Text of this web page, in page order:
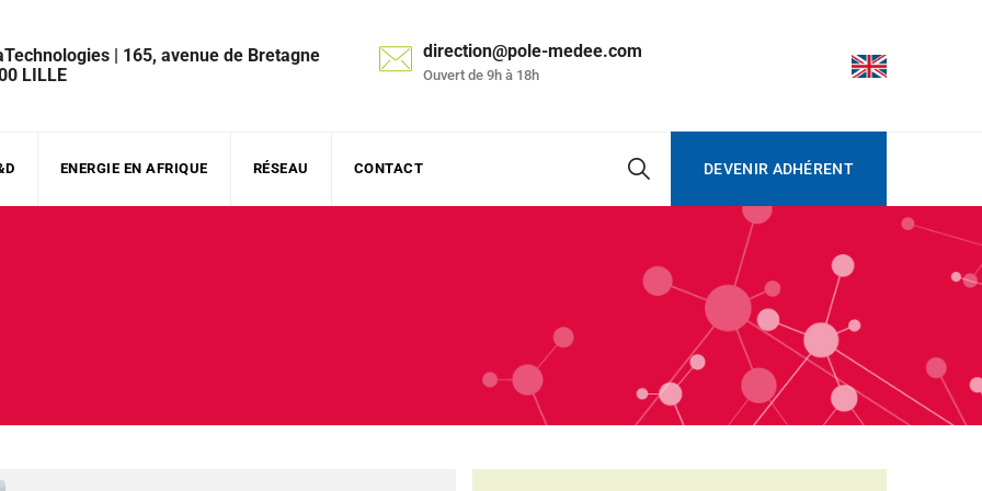
| 165, avenue de Bretagne
LILLE
direction@pole-medee.com
Ouvert de 9h à 18h
ENERGIE EN AFRIQUE RÉSEAU CONTACT DEVENIR ADHÉRENT